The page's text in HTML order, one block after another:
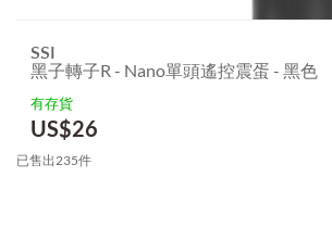
SSI
黑子轉子R - Nano單頭遙控震蛋 - 黑色
有存貨
US$26
已售出235件